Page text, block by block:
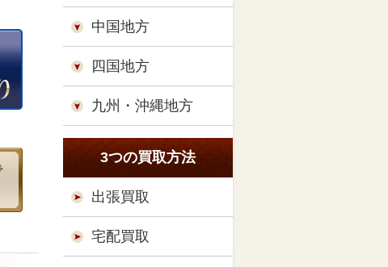
中国地方
四国地方
九州・沖縄地方
3つの買取方法
出張買取
宅配買取